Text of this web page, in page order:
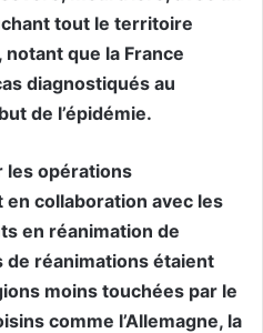
tout le territoire
que la France
diagnostiqués au
de l’épidémie.
les opérations
en collaboration avec les
en réanimation de
réanimations étaient
moins touchées par le
comme l’Allemagne, la